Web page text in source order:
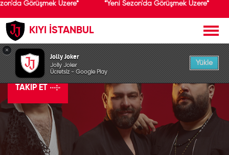
Görüşmek Üzere* *Yeni Sezon'da Görüşmek Üzere*
KIYI İSTANBUL
Sakiler
TAKIP ET
×
Jolly Joker
Jolly Joker
Ücretsiz - Google Play
Yükle